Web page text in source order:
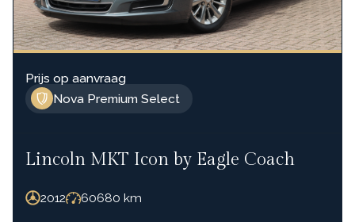
Nova Premium Select
Prijs op aanvraag
Lincoln MKT Icon by Eagle Coach
2012 60680 km